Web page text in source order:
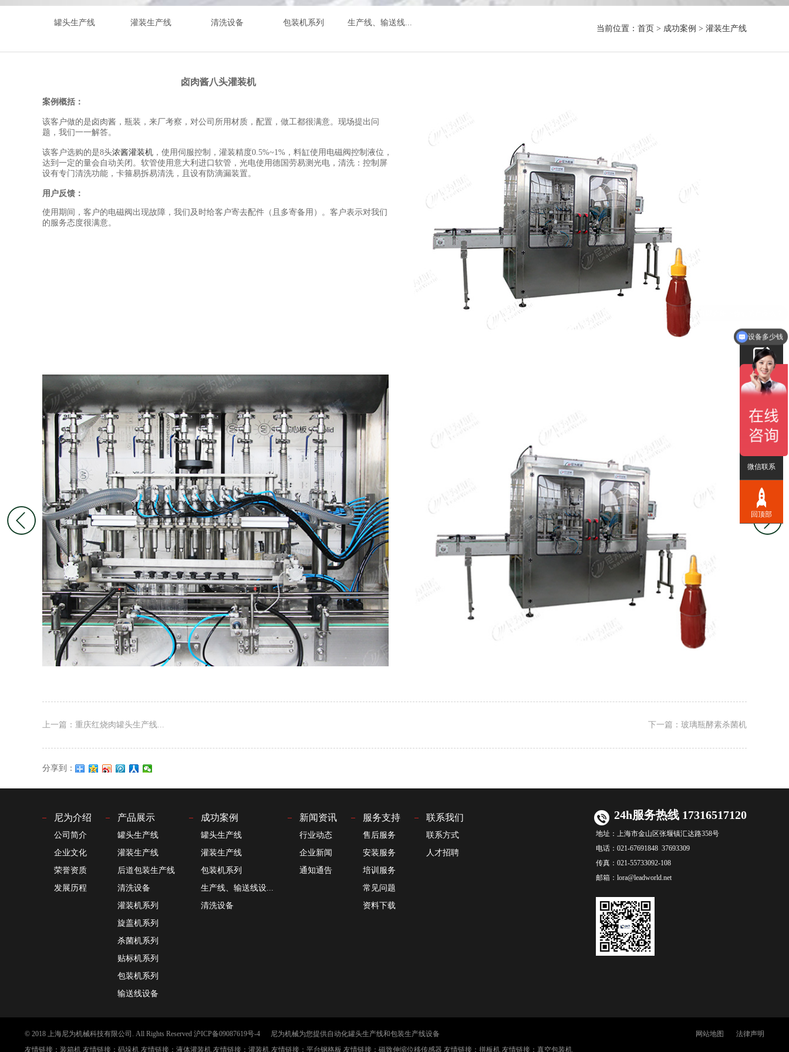
罐头生产线 灌装生产线 清洗设备 包装机系列 生产线、输送线...
当前位置： 首页 > 成功案例 > 灌装生产线
卤肉酱八头灌装机
案例概括：
该客户做的是卤肉酱，瓶装，来厂考察，对公司所用材质，配置，做工都很满意。现场提出问
题，我们一一解答。
该客户选购的是8头浓酱灌装机 ，使用伺服控制，灌装精度0.5%~1%，料缸使用电磁阀控制液位，
达到一定的量会自动关闭。软管使用意大利进口软管，光电使用德国劳易测光电，清洗：控制屏
设有专门清洗功能，卡箍易拆易清洗，且设有防滴漏装置。
用户反馈：
使用期间，客户的电磁阀出现故障，我们及时给客户寄去配件（且多寄备用）。客户表示对我们
的服务态度很满意。
上一篇：重庆红烧肉罐头生产线... 下一篇：玻璃瓶酵素杀菌机
分享到：
尼为介绍
公司简介
企业文化
荣誉资质
发展历程
产品展示
罐头生产线
灌装生产线
后道包装生产线
清洗设备
灌装机系列
旋盖机系列
杀菌机系列
贴标机系列
包装机系列
输送线设备
成功案例
罐头生产线
灌装生产线
包装机系列
生产线、输送线设...
清洗设备
新闻资讯
行业动态
企业新闻
通知通告
服务支持
售后服务
安装服务
培训服务
常见问题
资料下载
联系我们
联系方式
人才招聘
24h服务热线 17316517120
地址： 上海市金山区张堰镇汇达路358号
电话： 021-67691848 37693309
传真： 021-55733092-108
邮箱： lora@leadworld.net
© 2018 上海尼为机械科技有限公司. All Rights Reserved 沪ICP备09087619号-4 尼为机械为您提供自动化罐头生产线和包装生产线设备 网站地图
法律声明
友情链接： 装箱机 友情链接： 码垛机 友情链接： 液体灌装机 友情链接： 灌装机 友情链接： 平台钢格板 友情链接： 磁致伸缩位移传感器 友情链接： 拼板机 友情链接： 真空包装机
在线留言
联系我们
微信联系
回顶部
设备多少钱